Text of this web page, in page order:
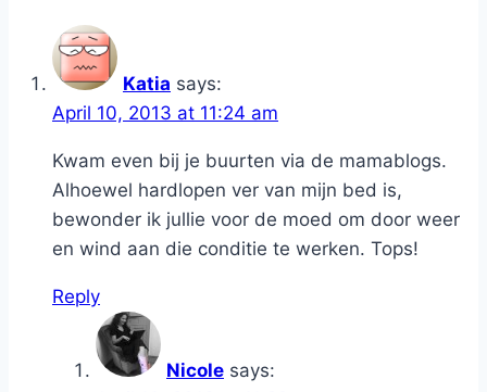
Katia says:
April 10, 2013 at 11:24 am
Kwam even bij je buurten via de mamablogs.
Alhoewel hardlopen ver van mijn bed is,
bewonder ik jullie voor de moed om door weer
en wind aan die conditie te werken. Tops!
Reply
Nicole says: